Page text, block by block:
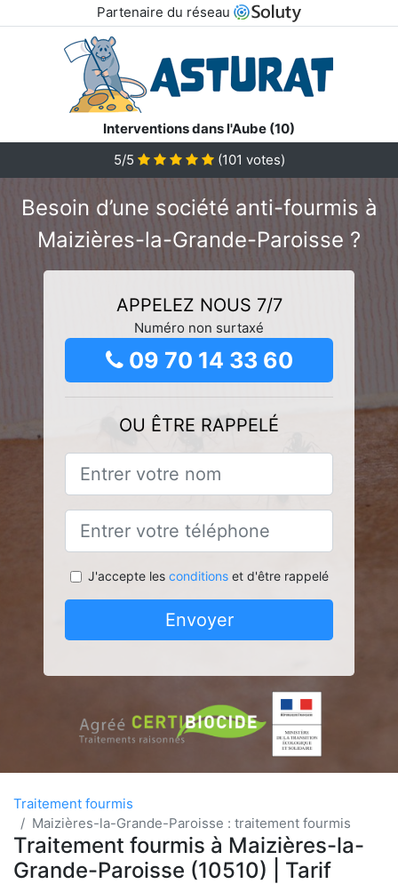
Partenaire du réseau
Interventions dans l'Aube (10)
5/5
(101 votes)
Besoin d’une société anti-fourmis à
Maizières-la-Grande-Paroisse ?
APPELEZ NOUS 7/7
Numéro non surtaxé
09 70 14 33 60
OU ÊTRE RAPPELÉ
J'accepte les conditionset d'être rappelé
Envoyer
Traitement fourmis
Maizières-la-Grande-Paroisse : traitement fourmis
Traitement fourmis à Maizières-la-
Grande-Paroisse (10510) | Tarif